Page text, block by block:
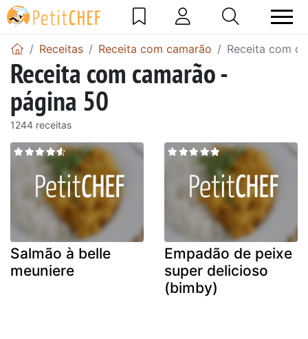
Receitas Receita com camarão Receita com
Receita com camarão -
página 50
1244 receitas
Salmão à belle
meuniere
Empadão de peixe
super delicioso
(bimby)